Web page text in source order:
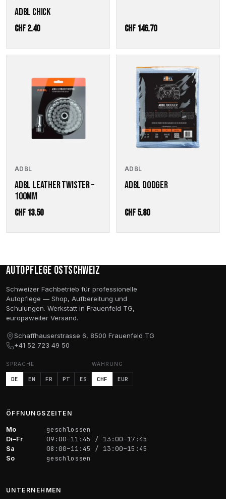
ADBL CHICK
CHF2.40 CHF 146.70
ADBL
ADBL LEATHER TWISTER –
100MM
CHF 13.50
ADBL
ADBL DODGER
CHF5.80
Autopflege Ostschweiz
Schweizer Fachbetrieb für professionelle
Autopflege — Shop, Aufbereitung und
Schulungen. Werkstatt in Frauenfeld TG,
europaweiter Versand.
Schaffhauserstrasse 6, 8500 Frauenfeld TG
+41 52 723 49 50
SPRACHE
DE EN FR PT ES
WÄHRUNG
CHF EUR
ÖFFNUNGSZEITEN
Mo geschlossen
Di–Fr 09:00–11:45 / 13:00–17:45
Sa 08:00–11:45 / 13:00–15:45
So geschlossen
UNTERNEHMEN